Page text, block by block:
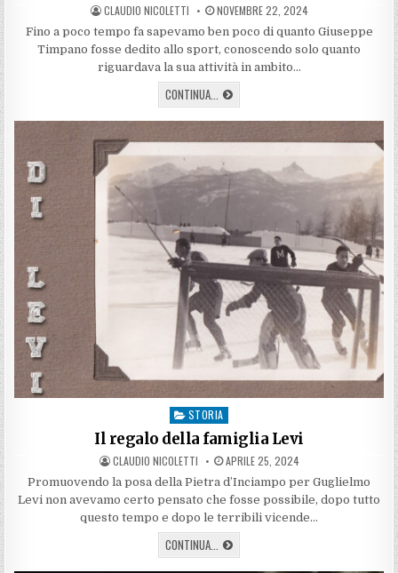
AUTHOR:
CLAUDIO NICOLETTI PUBLISHED
NOVEMBRE 22, 2024
Fino a poco tempo fa sapevamo ben poco di quanto Giuseppe
Timpano fosse dedito allo sport, conoscendo solo quanto
riguardava la sua attività in ambito…
CONTINUA... UNO
SPORTIVO
A
CAMPO:
TIMPANO
Posted
in
STORIA
Il regalo della famiglia Levi
AUTHOR:
CLAUDIO NICOLETTI PUBLISHED
DATE:
APRILE 25, 2024
Promuovendo la posa della Pietra d’Inciampo per Guglielmo
Levi non avevamo certo pensato che fosse possibile, dopo tutto
questo tempo e dopo le terribili vicende…
CONTINUA... IL
REGALO